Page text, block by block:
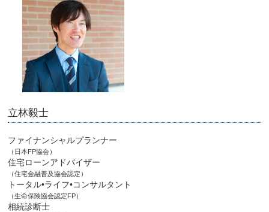
立林毅士
ファイナンシャルプランナー
（日本FP協会）
住宅ローンアドバイザー
（住宅金融普及協会認定）
トータル•ライフ•コンサルタント
（生命保険協会認定FP）
相続診断士